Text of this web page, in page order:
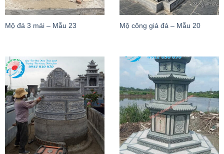
Mộ đá 3 mái – Mẫu 23 Mộ công giá đá – Mẫu 20